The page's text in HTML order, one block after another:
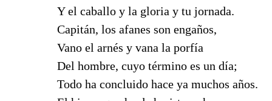
Y el caballo y la gloria y tu jornada.
Capitán, los afanes son engaños,
Vano el arnés y vana la porfía
Del hombre, cuyo término es un día;
Todo ha concluido hace ya muchos años.